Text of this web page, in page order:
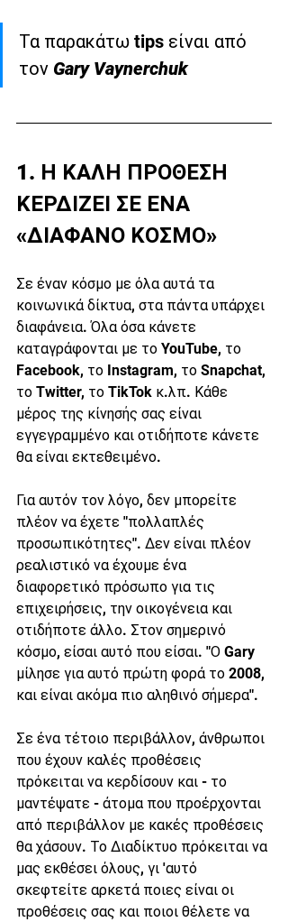
Τα παρακάτω tips είναι από
τον Gary Vaynerchuk
1. Η ΚΑΛΗ ΠΡΟΘΕΣΗ
ΚΕΡΔΙΖΕΙ ΣΕ ΕΝΑ
«ΔΙΑΦΑΝΟ ΚΟΣΜΟ»
Σε έναν κόσμο με όλα αυτά τα
κοινωνικά δίκτυα, στα πάντα υπάρχει
διαφάνεια. Όλα όσα κάνετε
καταγράφονται με το YouTube, το
Facebook, το Instagram, το Snapchat,
το Twitter, το TikTok κ.λπ. Κάθε
μέρος της κίνησής σας είναι
εγγεγραμμένο και οτιδήποτε κάνετε
θα είναι εκτεθειμένο.
Για αυτόν τον λόγο, δεν μπορείτε
πλέον να έχετε "πολλαπλές
προσωπικότητες". Δεν είναι πλέον
ρεαλιστικό να έχουμε ένα
διαφορετικό πρόσωπο για τις
επιχειρήσεις, την οικογένεια και
οτιδήποτε άλλο. Στον σημερινό
κόσμο, είσαι αυτό που είσαι. "Ο Gary
μίλησε για αυτό πρώτη φορά το 2008,
και είναι ακόμα πιο αληθινό σήμερα".
Σε ένα τέτοιο περιβάλλον, άνθρωποι
που έχουν καλές προθέσεις
πρόκειται να κερδίσουν και - το
μαντέψατε - άτομα που προέρχονται
από περιβάλλον με κακές προθέσεις
θα χάσουν. Το Διαδίκτυο πρόκειται να
μας εκθέσει όλους, γι 'αυτό
σκεφτείτε αρκετά ποιες είναι οι
προθέσεις σας και ποιοι θέλετε να